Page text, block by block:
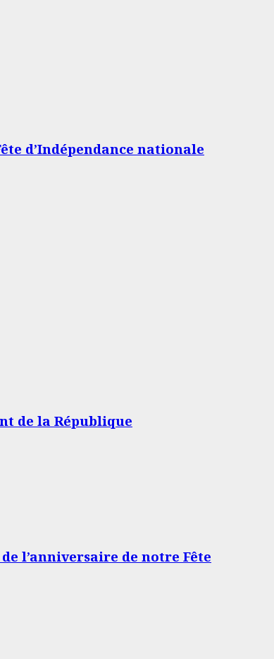
d’Indépendance nationale
de la République
l’anniversaire de notre Fête